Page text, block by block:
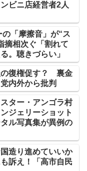
ビニ店経営者2人
「摩擦音」が“ス
摘相次ぐ「割れて
。聴きづらい」
の復権促す？ 裏金
内外から批判
スター・アンゴラ村
ジェリーショット
ル写真集が異例の
造り進めていいか
訴え！「高市自民